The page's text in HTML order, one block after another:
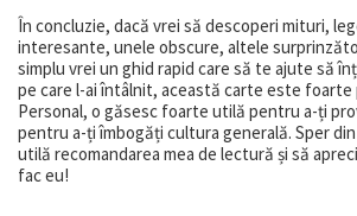
În concluzie, dacă vrei să descoperi mituri,
interesante, unele obscure, altele
simplu vrei un ghid rapid care să te ajute să
pe care l-ai întâlnit, această carte este
Personal, o găsesc foarte utilă pentru a-ți
pentru a-ți îmbogăți cultura generală. Sper
utilă recomandarea mea de lectură și să
fac eu!